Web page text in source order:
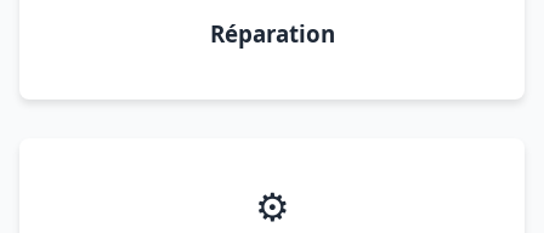
Réparation
⚙️